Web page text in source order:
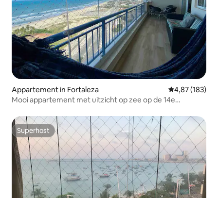
Appartement in Fortaleza Gemiddelde
4,87 (183)
Mooi appartement met uitzicht op zee op de 14e
Superhost
Superhost